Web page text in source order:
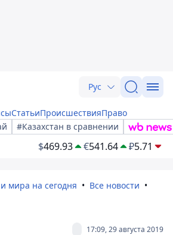
Рус
СтатьиПроисшествияПраво
#Казахстан в сравнении
$469.93 €541.64 ₽5.71
мира на сегодня
Все новости
17:09, 29 августа 2019